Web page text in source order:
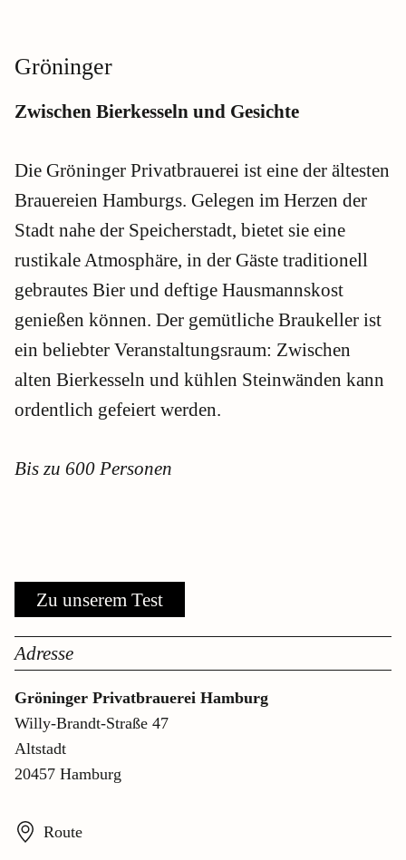
Gröninger
Zwischen Bierkesseln und Gesichte
Die Gröninger Privatbrauerei ist eine der ältesten
Brauereien Hamburgs. Gelegen im Herzen der
Stadt nahe der Speicherstadt, bietet sie eine
rustikale Atmosphäre, in der Gäste traditionell
gebrautes Bier und deftige Hausmannskost
genießen können. Der gemütliche Braukeller ist
ein beliebter Veranstaltungsraum: Zwischen
alten Bierkesseln und kühlen Steinwänden kann
ordentlich gefeiert werden.
Bis zu 600 Personen
Zu unserem Test
Adresse
Gröninger Privatbrauerei Hamburg
Willy-Brandt-Straße 47
Altstadt
20457 Hamburg
Route